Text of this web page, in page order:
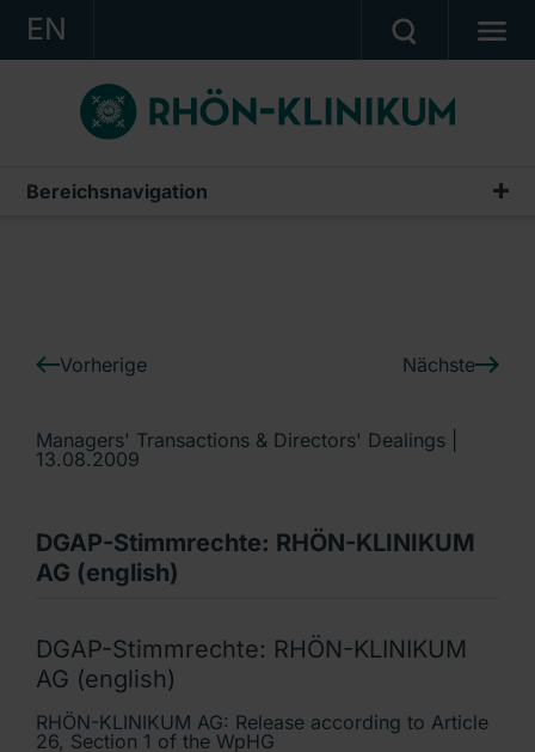
EN
KONZERN
KLINIKEN
KARRIERE
Ein Unternehmen der RHÖN-KLINIKUM AG
Bereichsnavigation
IR-News
Vorherige Nächste
Managers' Transactions & Directors' Dealings |
13.08.2009
DGAP-Stimmrechte: RHÖN-KLINIKUM
AG (english)
DGAP-Stimmrechte: RHÖN-KLINIKUM
AG (english)
RHÖN-KLINIKUM AG: Release according to Article
26, Section 1 of the WpHG